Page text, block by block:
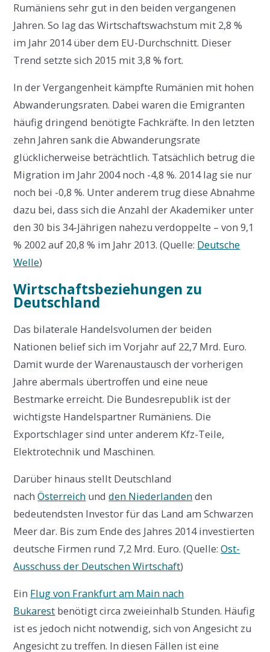
Rumäniens sehr gut in den beiden vergangenen
Jahren. So lag das Wirtschaftswachstum mit 2,8 %
im Jahr 2014 über dem EU-Durchschnitt. Dieser
Trend setzte sich 2015 mit 3,8 % fort.
In der Vergangenheit kämpfte Rumänien mit hohen
Abwanderungsraten. Dabei waren die Emigranten
häufig dringend benötigte Fachkräfte. In den letzten
zehn Jahren sank die Abwanderungsrate
glücklicherweise beträchtlich. Tatsächlich betrug die
Migration im Jahr 2004 noch -4,8 %. 2014 lag sie nur
noch bei -0,8 %. Unter anderem trug diese Abnahme
dazu bei, dass sich die Anzahl der Akademiker unter
den 30 bis 34-Jährigen nahezu verdoppelte – von 9,1
% 2002 auf 20,8 % im Jahr 2013. (Quelle: Deutsche
Welle)
Wirtschaftsbeziehungen zu
Deutschland
Das bilaterale Handelsvolumen der beiden
Nationen belief sich im Vorjahr auf 22,7 Mrd. Euro.
Damit wurde der Warenaustausch der vorherigen
Jahre abermals übertroffen und eine neue
Bestmarke erreicht. Die Bundesrepublik ist der
wichtigste Handelspartner Rumäniens. Die
Exportschlager sind unter anderem Kfz-Teile,
Elektrotechnik und Maschinen.
Darüber hinaus stellt Deutschland
nachÖsterreich undden Niederlandenden
bedeutendsten Investor für das Land am Schwarzen
Meer dar. Bis zum Ende des Jahres 2014 investierten
deutsche Firmen rund 7,2 Mrd. Euro. (Quelle:Ost-
Ausschuss der Deutschen Wirtschaft)
Ein Flug von Frankfurt am Main nach
Bukarest benötigt circa zweieinhalb Stunden. Häufig
ist es jedoch nicht notwendig, sich von Angesicht zu
Angesicht zu treffen. In diesen Fällen ist eine